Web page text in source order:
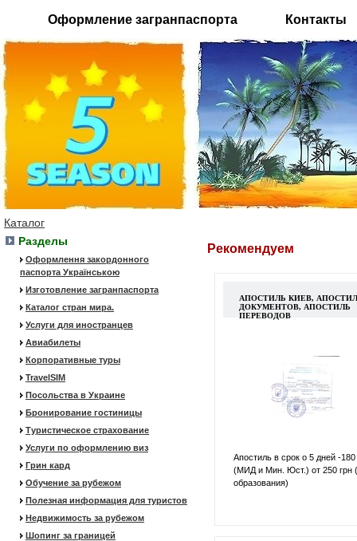
Оформление загранпаспорта Контакты
Каталог
Разделы
Оформлення закордонного
паспорта Українською
Изготовление загранпаспорта
Каталог стран мира.
Услуги для иностранцев
Авиабилеты
Корпоративные туры
TravelSIM
Посольства в Украине
Бронирование гостиницы
Туристическое страхование
Услуги по оформлению виз
Грин кард
Обучение за рубежом
Полезная информация для туристов
Недвижимость за рубежом
Шопинг за границей
Рекомендуем
АПОСТИЛЬ КИЕВ,
ДОКУМЕНТОВ, АПОСТИЛЬ
ПЕРЕВОДОВ
Апостиль в срок о 5 дней -180
(МИД и Мин. Юст.) от 250 грн
образования)